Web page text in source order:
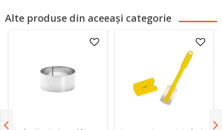
Alte produse din aceeași categorie